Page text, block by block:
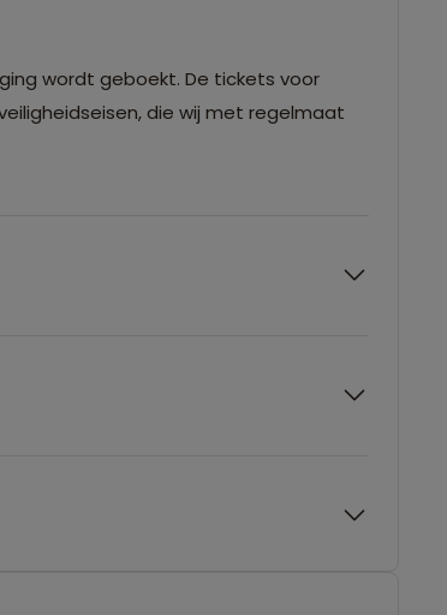
wordt geboekt. De tickets voor
die wij met regelmaat